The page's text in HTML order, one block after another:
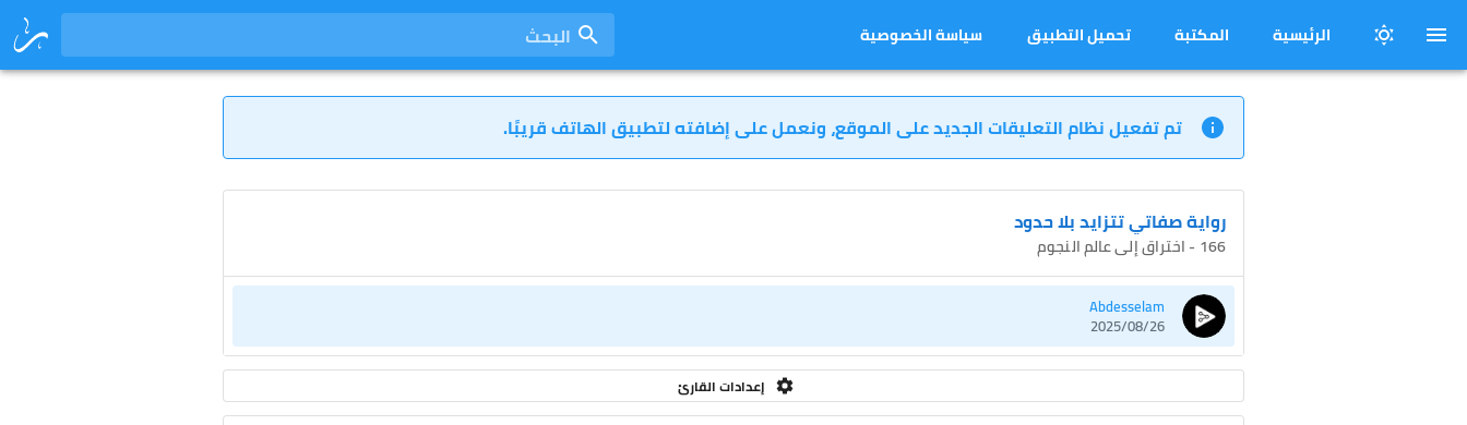
الرئيسية المكتبة تحميل التطبيق سياسة الخصوصية البحث
تم تفعيل نظام التعليقات الجديد على الموقع، ونعمل على إضافته لتطبيق الهاتف قريبًا.
رواية صفاتي تتزايد بلا حدود
166 - اختراق إلى عالم النجوم
Abdesselam
2025/08/26
إعدادات القارئ